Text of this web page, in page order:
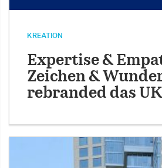
KREATION
Expertise &
Zeichen &
rebranded das